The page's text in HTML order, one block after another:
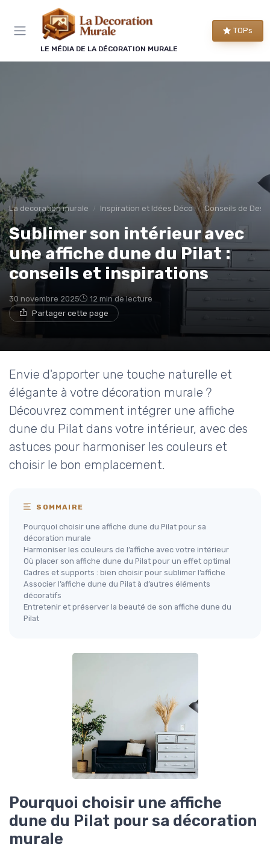
LE MÉDIA DE LA DÉCORATION MURALE
TOPs
La decoration murale Inspiration et Idées Déco Conseils de
Sublimer son intérieur avec
une affiche dune du Pilat :
conseils et inspirations
30 novembre 2025
12 min de lecture
Partager cette page
Envie d'apporter une touche naturelle et
élégante à votre décoration murale ?
Découvrez comment intégrer une affiche
dune du Pilat dans votre intérieur, avec des
astuces pour harmoniser les couleurs et
choisir le bon emplacement.
SOMMAIRE
Pourquoi choisir une affiche dune du Pilat pour sa
décoration murale
Harmoniser les couleurs de l’affiche avec votre intérieur
Où placer son affiche dune du Pilat pour un effet optimal
Cadres et supports : bien choisir pour sublimer l’affiche
Associer l’affiche dune du Pilat à d’autres éléments
décoratifs
Entretenir et préserver la beauté de son affiche dune du
Pilat
Pourquoi choisir une affiche
dune du Pilat pour sa décoration
murale
Panneau de gestion des cookies